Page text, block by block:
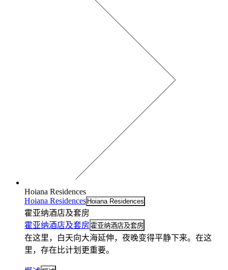
Hoiana Residences
Hoiana Residences Hoiana Residences
霍亚纳酒店及套房
霍亚纳酒店及套房 霍亚纳酒店及套房
在这里，白天向大海延伸，夜晚变得平静下来。在这
里，存在比计划更重要。